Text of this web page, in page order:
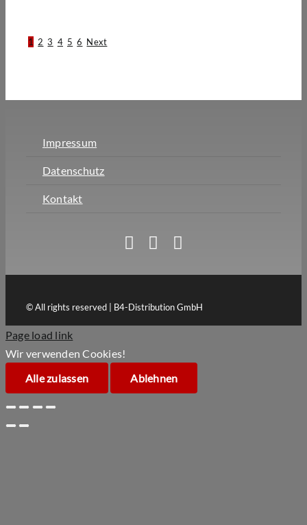
1 2 3 4 5 6 Next
Impressum
Datenschutz
Kontakt
© All rights reserved | B4-Distribution GmbH
Page load link
Wir verwenden Cookies!
Alle zulassen
Ablehnen